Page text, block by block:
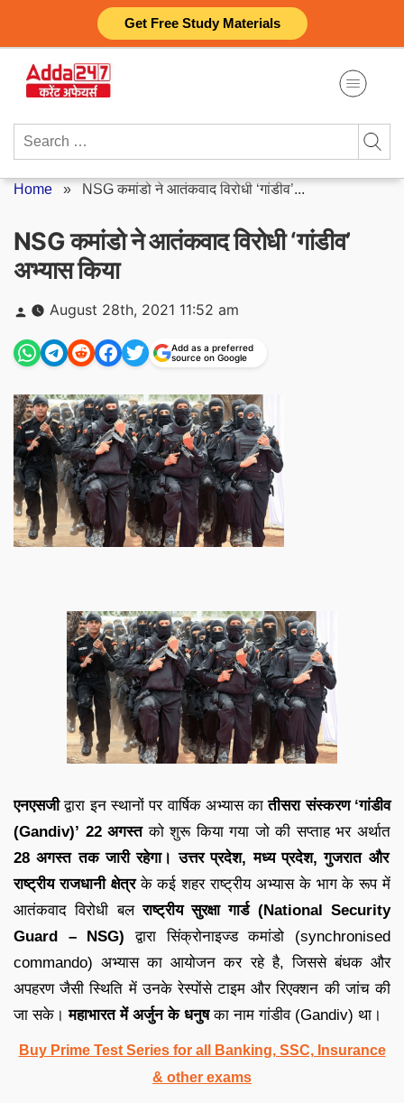
Get Free Study Materials
content
Search
Home » NSG कमांडो ने आतंकवाद विरोधी ‘गांडीव’...
NSG कमांडो ने आतंकवाद विरोधी ‘गांडीव’
अभ्यास किया
Posted
by
August 28th, 2021 11:52 am
Add as a preferred
source on Google
एनएसजीद्वारा इन स्थानों पर वार्षिक अभ्यास कातीसरा संस्करण ‘गांडीव
(Gandiv)’ 22 अगस्तको शुरू किया गया जो की सप्ताह भर अर्थात
28 अगस्त तक जारी रहेगा। उत्तर प्रदेश, मध्य प्रदेश, गुजरात और
राष्ट्रीय राजधानी क्षेत्रके कई शहर राष्ट्रीय अभ्यास के भाग के रूप में
आतंकवाद विरोधी बलराष्ट्रीय सुरक्षा गार्ड (National Security
Guard – NSG) द्वारा सिंक्रोनाइज्ड कमांडो (synchronised
commando) अभ्यास का आयोजन कर रहे है, जिससे बंधक और
अपहरण जैसी स्थिति में उनके रेस्पोंसे टाइम और रिएक्शन की जांच की
जा सके।महाभारत में अर्जुन के धनुषका नाम गांडीव (Gandiv) था।
Buy Prime Test Series for all Banking, SSC, Insurance
& other exams